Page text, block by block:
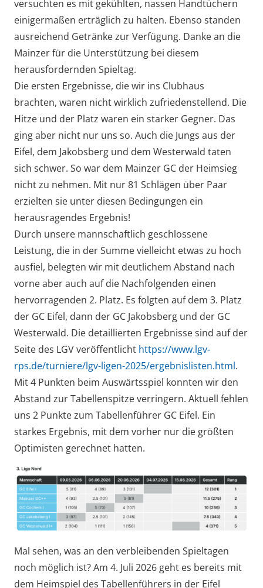
versuchten es mit gekühlten, nassen Handtüchern
einigermaßen erträglich zu halten. Ebenso standen
ausreichend Getränke zur Verfügung. Danke an die
Mainzer für die Unterstützung bei diesem
herausfordernden Spieltag.
Die ersten Ergebnisse, die wir ins Clubhaus
brachten, waren nicht wirklich zufriedenstellend. Die
Hitze und der Platz waren ein starker Gegner. Das
ging aber nicht nur uns so. Auch die Jungs aus der
Eifel, dem Jakobsberg und dem Westerwald taten
sich schwer. So war dem Mainzer GC der Heimsieg
nicht zu nehmen. Mit nur 81 Schlägen über Paar
erzielten sie unter diesen Bedingungen ein
herausragendes Ergebnis!
Durch unsere mannschaftlich geschlossene
Leistung, die in der Summe vielleicht etwas zu hoch
ausfiel, belegten wir mit deutlichem Abstand nach
vorne aber auch auf die Nachfolgenden einen
hervorragenden 2. Platz. Es folgten auf dem 3. Platz
der GC Eifel, dann der GC Jakobsberg und der GC
Westerwald. Die detaillierten Ergebnisse sind auf der
Seite des LGV veröffentlicht https://www.lgv-
rps.de/turniere/lgv-ligen-2025/ergebnislisten.html.
Mit 4 Punkten beim Auswärtsspiel konnten wir den
Abstand zur Tabellenspitze verringern. Aktuell fehlen
uns 2 Punkte zum Tabellenführer GC Eifel. Ein
starkes Ergebnis, mit dem vorher nur die größten
Optimisten gerechnet hatten.
Mal sehen, was an den verbleibenden Spieltagen
noch möglich ist? Am 4. Juli 2026 geht es bereits mit
dem Heimspiel des Tabellenführers in der Eifel